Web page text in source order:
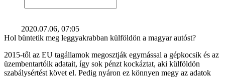
2020.07.06, 07:05
Hol büntetik meg leggyakrabban külföldön a magyar autóst?
2015-től az EU tagállamok megosztják egymással a gépkocsik és az
üzembentartóik adatait, így sok pénzt kockáztat, aki külföldön
szabálysértést követ el. Pedig nyáron ez könnyen megy az adatok